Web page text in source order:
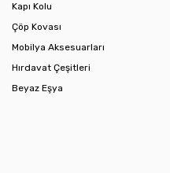
Kapı Kolu
Çöp Kovası
Mobilya Aksesuarları
Hırdavat Çeşitleri
Beyaz Eşya